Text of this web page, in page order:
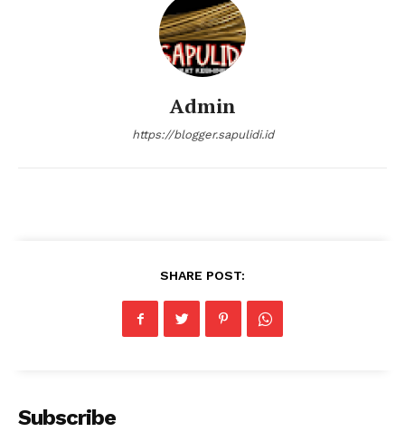
Admin
https://blogger.sapulidi.id
SHARE POST:
Subscribe